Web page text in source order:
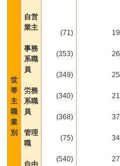
世
帯
主
職
業
別
自営
業主
事務
系職
員
労務
系職
員
管理
職
自由
(71)
(353)
(349)
(340)
(368)
(75)
(540)